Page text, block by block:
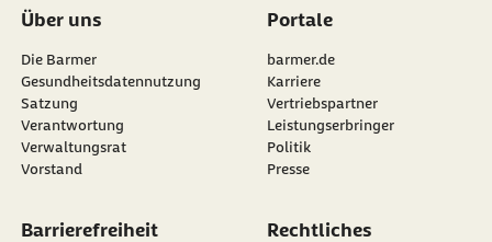
Über uns
Die Barmer
Gesundheitsdatennutzung
Satzung
Verantwortung
Verwaltungsrat
Vorstand
Portale
barmer.de
Karriere
Vertriebspartner
Leistungserbringer
Politik
Presse
Barrierefreiheit Rechtliches